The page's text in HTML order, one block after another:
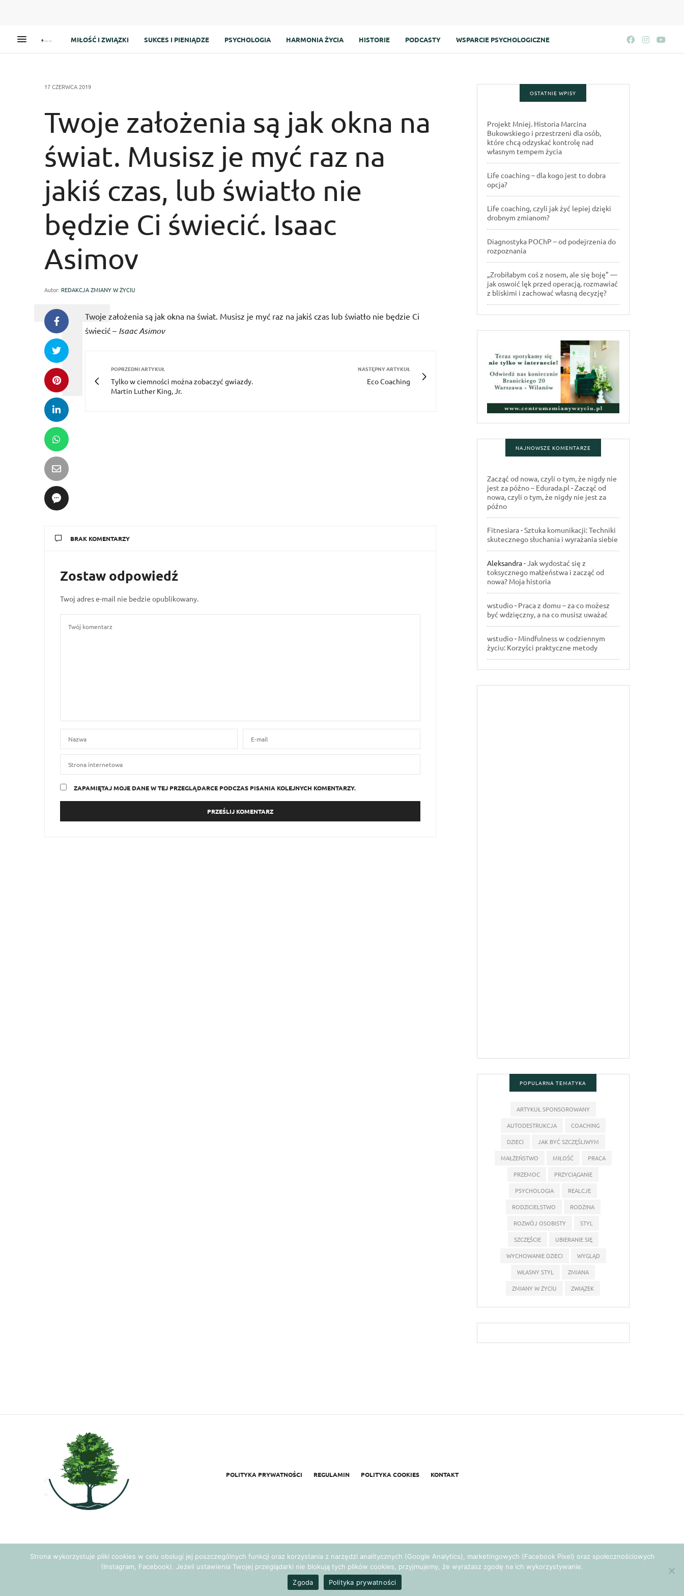
MIŁOŚĆ I ZWIĄZKI SUKCES I PIENIĄDZE PSYCHOLOGIA HARMONIA ŻYCIA HISTORIE PODCASTY WSPARCIE PSYCHOLOGICZNE
17 CZERWCA 2019
Twoje założenia są jak okna na
świat. Musisz je myć raz na
jakiś czas, lub światło nie
będzie Ci świecić. Isaac
Asimov
Autor: REDAKCJA ZMIANY W ŻYCIU
Twoje założenia są jak okna na świat. Musisz je myć raz na jakiś czas lub światło nie będzie Ci
świecić – Isaac Asimov
POPRZEDNI ARTYKUŁ
Tylko w ciemności można zobaczyć gwiazdy.
Martin Luther King, Jr.
NASTĘPNY ARTYKUŁ
Eco Coaching
BRAK KOMENTARZY
Zostaw odpowiedź
Twoj adres e-mail nie bedzie opublikowany.
ZAPAMIĘTAJ MOJE DANE W TEJ PRZEGLĄDARCE PODCZAS PISANIA KOLEJNYCH KOMENTARZY.
OSTATNIE WPISY
Projekt Mniej. Historia Marcina
Bukowskiego i przestrzeni dla osób,
które chcą odzyskać kontrolę nad
własnym tempem życia
Life coaching – dla kogo jest to dobra
opcja?
Life coaching, czyli jak żyć lepiej dzięki
drobnym zmianom?
Diagnostyka POChP – od podejrzenia do
rozpoznania
„Zrobiłabym coś z nosem, ale się boję” —
jak oswoić lęk przed operacją, rozmawiać
z bliskimi i zachować własną decyzję?
NAJNOWSZE KOMENTARZE
Zacząć od nowa, czyli o tym, że nigdy nie
jest za późno – Edurada.pl -Zacząć od
nowa, czyli o tym, że nigdy nie jest za
późno
Fitnesiara-Sztuka komunikacji: Techniki
skutecznego słuchania i wyrażania siebie
Aleksandra-Jak wydostać się z
toksycznego małżeństwa i zacząć od
nowa? Moja historia
wstudio- Praca z domu – za co możesz
być wdzięczny, a na co musisz uważać
wstudio- Mindfulness w codziennym
życiu: Korzyści praktyczne metody
POPULARNA TEMATYKA
ARTYKUŁ SPONSOROWANY
AUTODESTRUKCJA
COACHING
DZIECI
JAK BYĆ SZCZĘŚLIWYM
MAŁŻEŃSTWO
MIŁOŚĆ
PRACA
PRZEMOC
PRZYCIĄGANIE
PSYCHOLOGIA
REALCJE
RODZICIELSTWO
RODZINA
ROZWÓJ OSOBISTY
STYL
SZCZĘŚCIE
UBIERANIE SIĘ
WYCHOWANIE DZIECI
WYGLĄD
WŁASNY STYL
ZMIANA
ZMIANY W ŻYCIU
ZWIĄZEK
POLITYKA PRYWATNOŚCI REGULAMIN POLITYKA COOKIES KONTAKT
Realizacja: Agencja Marketingowa Ambitnamarka.pl
Strona wykorzystuje pliki cookies w celu obsługi jej poszczególnych funkcji oraz korzystania z narzędzi analitycznych (Google Analytics), marketingowych (Facebook Pixel) oraz społecznościowych
(Instagram, Facebook). Jeżeli ustawienia Twojej przeglądarki nie blokują tych plików cookies, przyjmujemy, że wyrażasz zgodę na ich wykorzystywanie.
Zgoda
Polityka prywatności